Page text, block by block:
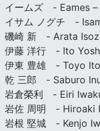
イームズ - Eames –
イサム ノグチ -
磯崎 新 - Arata
伊藤 洋行 - Ito
伊東 豊雄 - Toyo
乾 三郎 - Saburo
岩倉榮利 - Eiri
岩佐 周明 - Hiroaki
岩根 堅城 - Kenjo